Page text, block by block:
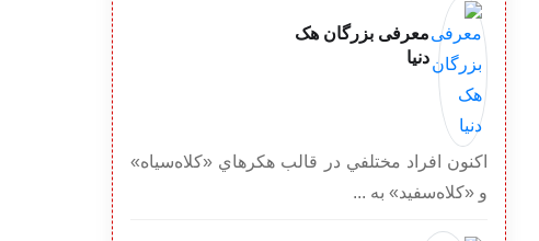
معرفی بزرگان هک
دنیا
اكنون افراد مختلفي در قالب هكرهاي «كلاه‌سياه»
و «كلاه‌سفيد» به ...